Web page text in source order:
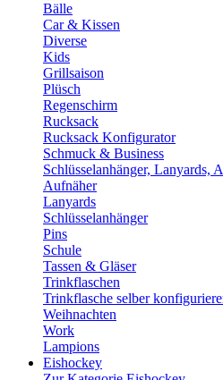
Bälle
Car & Kissen
Diverse
Kids
Grillsaison
Plüsch
Regenschirm
Rucksack
Rucksack Konfigurator
Schmuck & Business
Schlüsselanhänger, Lanyards,
Aufnäher
Lanyards
Schlüsselanhänger
Pins
Schule
Tassen & Gläser
Trinkflaschen
Trinkflasche selber
Weihnachten
Work
Lampions
Eishockey